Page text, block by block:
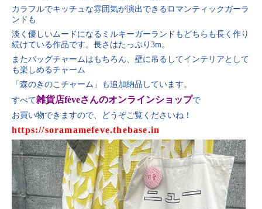
カラフルでキッチュな雰囲気が演出できるロマンティックガーラ
ンドも
淡く優しいムードになるミルキーガーランドもどちらも長く作り
続けている作品です。長さはたっぷり3m。
またバッグチャームはもちろん、壁に吊るしてインテリアとして
も楽しめるチャーム
「森のきのこチャーム」も追加納品しています。
すべて雑貨店fèveさんのオンラインショップで
お買い物できますので、どうぞご覧くださいね！
https://soramamefeve.thebase.in